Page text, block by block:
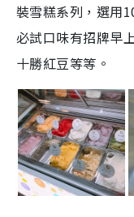
裝雪糕系列，選用
必試口味有招牌早
十勝紅豆等等。